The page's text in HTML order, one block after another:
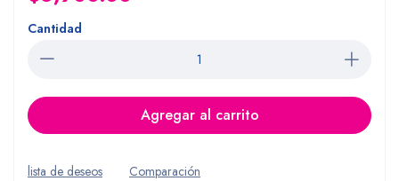
Cantidad
Agregar al carrito
lista de deseos Comparación